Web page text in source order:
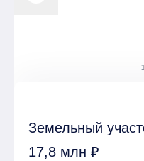
Земельный
17,8 млн ₽